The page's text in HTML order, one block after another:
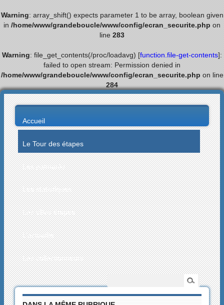
Warning: array_shift() expects parameter 1 to be array, boolean given
in /home/www/grandeboucle/www/config/ecran_securite.php on
line 283
Warning: file_get_contents(/proc/loadavg) [function.file-get-contents]:
failed to open stream: Permission denied in
/home/www/grandeboucle/www/config/ecran_securite.php on line
284
Accueil
Le Tour des étapes
Les palmarès
Les statistiques
Les villes étapes
L’actualité
Les collectionneurs